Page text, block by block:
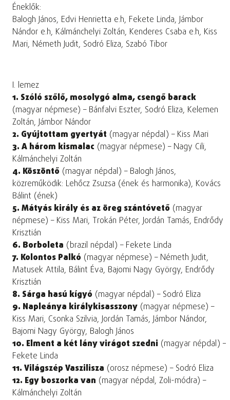
Éneklők:
Balogh János, Edvi Henrietta e.h, Fekete Linda, Jámbor
Nándor e.h, Kálmánchelyi Zoltán, Kenderes Csaba e.h, Kiss
Mari, Németh Judit, Sodró Eliza, Szabó Tibor
I. lemez
1. Szóló szőlő, mosolygó alma, csengő barack
(magyar népmese) – Bánfalvi Eszter, Sodró Eliza, Kelemen
Zoltán, Jámbor Nándor
2. Gyújtottam gyertyát (magyar népdal) – Kiss Mari
3. A három kismalac (magyar népmese) – Nagy Cili,
Kálmánchelyi Zoltán
4. Köszöntő (magyar népdal) – Balogh János,
közreműködik: Lehőcz Zsuzsa (ének és harmonika), Kovács
Bálint (ének)
5. Mátyás király és az öreg szántóvető (magyar
népmese) – Kiss Mari, Trokán Péter, Jordán Tamás, Endrődy
Krisztián
6. Borboleta (brazil népdal) – Fekete Linda
7. Kolontos Palkó (magyar népmese) – Németh Judit,
Matusek Attila, Bálint Éva, Bajomi Nagy György, Endrődy
Krisztián
8. Sárga hasú kígyó (magyar népdal) – Sodró Eliza
9. Napleánya királykisasszony (magyar népmese) –
Kiss Mari, Csonka Szilvia, Jordán Tamás, Jámbor Nándor,
Bajomi Nagy György, Balogh János
10. Elment a két lány virágot szedni (magyar népdal) –
Fekete Linda
11. Világszép Vaszilisza (orosz népmese) – Sodró Eliza
12. Egy boszorka van (magyar népdal, Zoli-módra) –
Kálmánchelyi Zoltán